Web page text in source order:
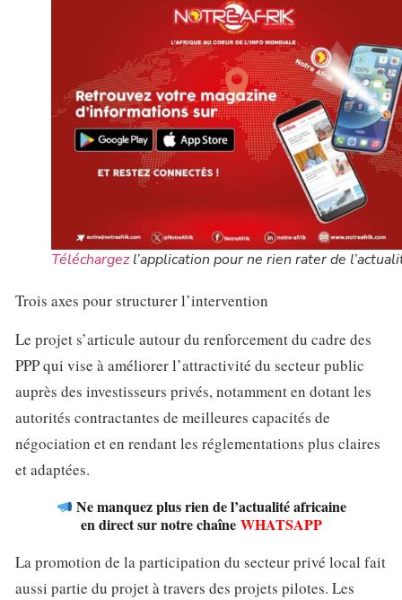
Téléchargezl’application pour ne rien rater de
Trois axes pour structurer l’intervention
Le projet s’articule autour du renforcement du cadre des
PPP qui vise à améliorer l’attractivité du secteur public
auprès des investisseurs privés, notamment en dotant les
autorités contractantes de meilleures capacités de
négociation et en rendant les réglementations plus claires
et adaptées.
Ne manquez plus rien de l’actualité africaine
en direct sur notre chaîne WHATSAPP
La promotion de la participation du secteur privé local fait
aussi partie du projet à travers des projets pilotes. Les